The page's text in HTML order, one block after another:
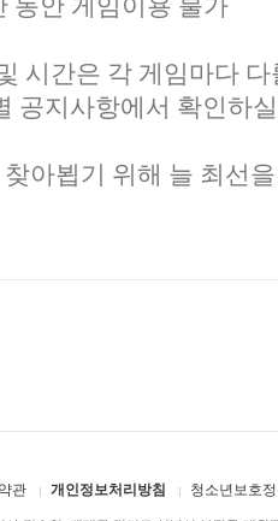
동안 게임이용 불가
시간은 각 게임마다
공지사항에서 확인하
아뵙기 위해 늘 최선
관 개인정보처리방침 청소년보호